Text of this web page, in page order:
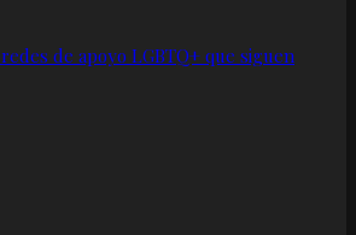
de apoyo LGBTQ+ que siguen